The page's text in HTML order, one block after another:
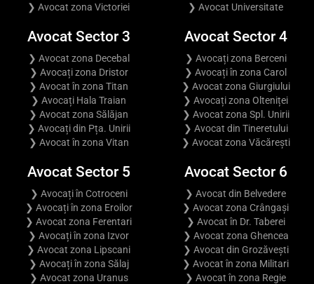
❯ Avocat zona Victoriei
❯ Avocat Universitate
Avocat Sector 3
❯ Avocat zona Decebal
❯ Avocați zona Dristor
❯ Avocat în zona Titan
❯ Avocați Hala Traian
❯ Avocat zona Sălăjan
❯ Avocați din Pța. Unirii
❯ Avocat în zona Vitan
Avocat Sector 4
❯ Avocați zona Berceni
❯ Avocați în zona Carol
❯ Avocat zona Giurgiului
❯ Avocați zona Olteniței
❯ Avocat zona Spl. Unirii
❯ Avocat din Tineretului
❯ Avocat zona Văcărești
Avocat Sector 5
❯ Avocați în Cotroceni
❯ Avocați în zona Eroilor
❯ Avocat zona Ferentari
❯ Avocați în zona Izvor
❯ Avocat zona Lipscani
❯ Avocați în zona Sălaj
❯ Avocat zona Uranus
Avocat Sector 6
❯ Avocat din Belvedere
❯ Avocat zona Crângași
❯ Avocat în Dr. Taberei
❯ Avocat zona Ghencea
❯ Avocat din Grozăvești
❯ Avocat în zona Militari
❯ Avocat în zona Regie